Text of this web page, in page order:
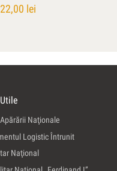
22,00 lei
Naţionale
Logistic Întrunit
Naţional